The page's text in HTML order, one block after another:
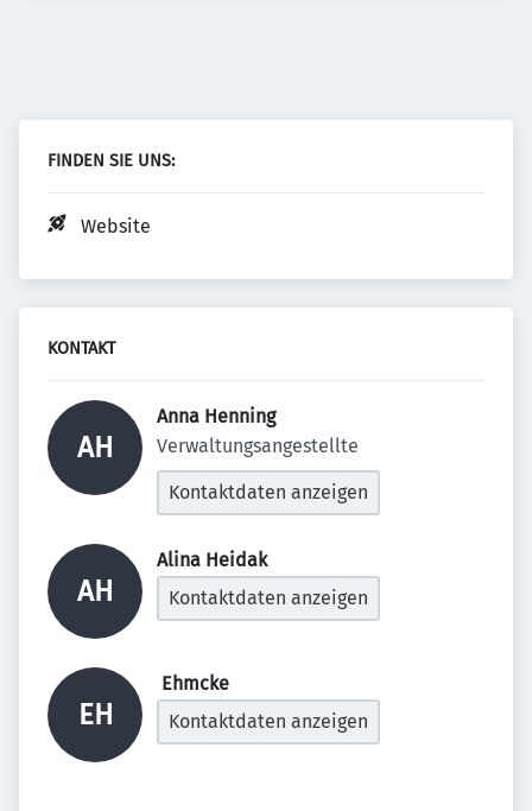
FINDEN SIE UNS:
Website
KONTAKT
AH
Anna Henning
Verwaltungsangestellte
Kontaktdaten anzeigen
AH
Alina Heidak
Kontaktdaten anzeigen
EH
Ehmcke
Kontaktdaten anzeigen